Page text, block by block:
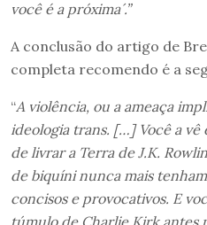
você é a próxima´.”
A conclusão do artigo de
completa recomendo é a
“A violência, ou a ameaça
ideologia trans. […] Você a
de livrar a Terra de J.K.
de biquíni nunca mais
concisos e provocativos. E